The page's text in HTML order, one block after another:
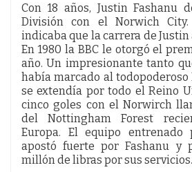
Con 18 años, Justin Fashanu
División con el Norwich
indicaba que la carrera de
En 1980 la BBC le otorgó el
año. Un impresionante tanto
había marcado al todopoderoso
se extendía por todo el Reino
cinco goles con el Norwirch
del Nottingham Forest
Europa. El equipo entrenado
apostó fuerte por Fashanu y
millón de libras por sus servicios.